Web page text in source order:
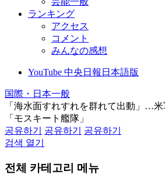
ランキング
アクセス
コメント
みんなの感想
YouTube 中央日報日本語版
国際・日本一般
「海水面すれすれを群れて出動」…
「モスキート艦隊」
공유하기
공유하기
공유하기
검색 열기
전체 카테고리 메뉴